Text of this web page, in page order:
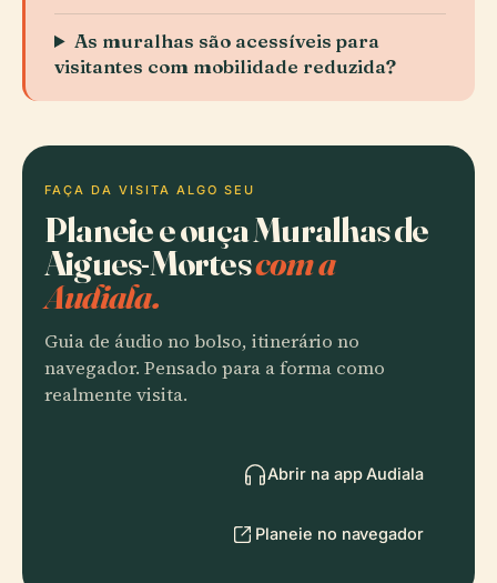
As muralhas são acessíveis para
visitantes com mobilidade reduzida?
FAÇA DA VISITA ALGO SEU
Planeie e ouça Muralhas de
Aigues-Mortescom a
Audiala.
Guia de áudio no bolso, itinerário no
navegador. Pensado para a forma como
realmente visita.
Abrir na app Audiala
Planeie no navegador